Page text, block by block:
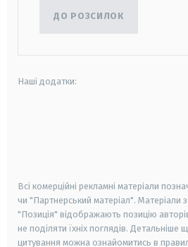
ДО РОЗСИЛОК
Наші додатки:
Всі комерційні рекламні матеріали
чи "Партнерський матеріал". Матеріали
"Позиція" відображають позицію
не поділяти їхніх поглядів.
цитування можна ознайомитись в